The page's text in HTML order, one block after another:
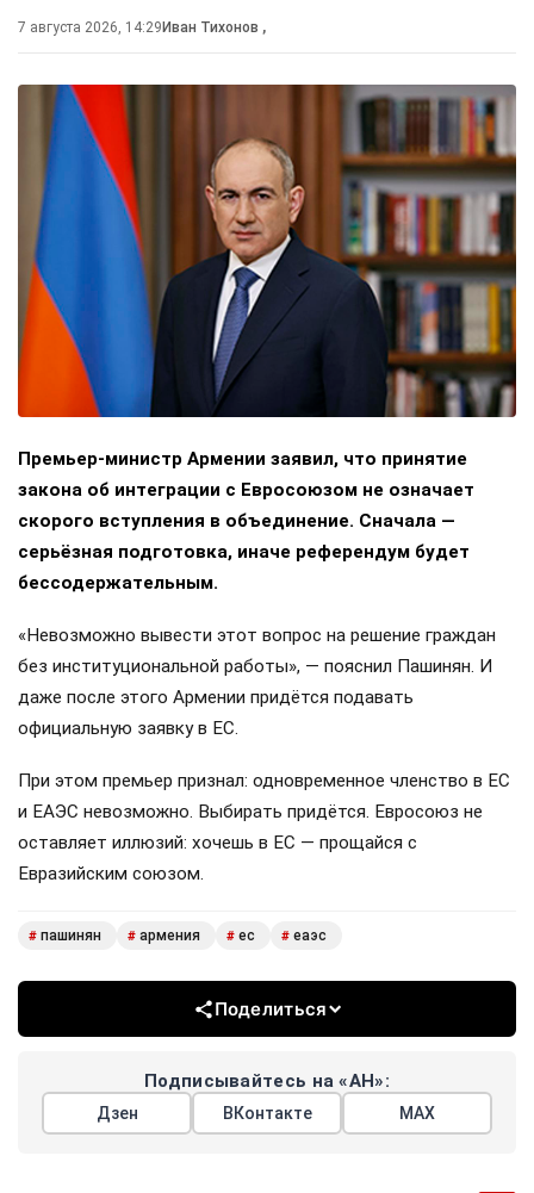
7 августа 2026, 14:29 Иван Тихонов ,
Премьер-министр Армении заявил, что принятие
закона об интеграции с Евросоюзом не означает
скорого вступления в объединение. Сначала —
серьёзная подготовка, иначе референдум будет
бессодержательным.
«Невозможно вывести этот вопрос на решение граждан
без институциональной работы», — пояснил Пашинян. И
даже после этого Армении придётся подавать
официальную заявку в ЕС.
При этом премьер признал: одновременное членство в ЕС
и ЕАЭС невозможно. Выбирать придётся. Евросоюз не
оставляет иллюзий: хочешь в ЕС — прощайся с
Евразийским союзом.
# пашинян # армения # ес # еаэс
Поделиться
Подписывайтесь на «АН»:
Дзен ВКонтакте МАХ